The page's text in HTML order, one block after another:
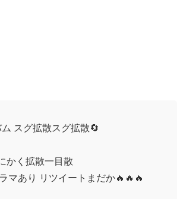
スグ拡散スグ拡散🔄
かく拡散一目散
マあり リツイートまだか🔥🔥🔥